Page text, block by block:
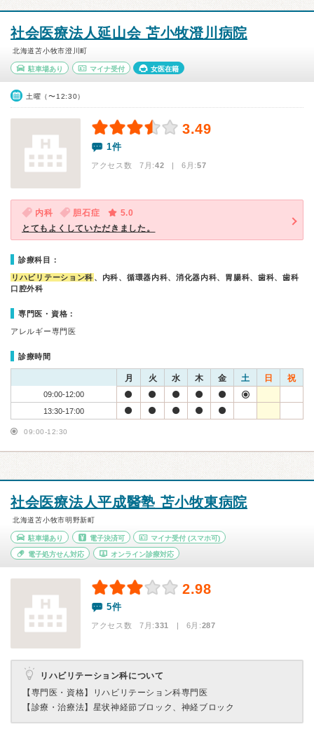
社会医療法人延山会 苫小牧澄川病院
北海道苫小牧市澄川町
駐車場あり マイナ受付 女医在籍
土曜（〜12:30）
3.49
1件
アクセス数 7月:42 | 6月:57
内科 胆石症
5.0
とてもよくしていただきました。
診療科目：
リハビリテーション科 、内科、循環器内科、消化器内科、胃腸科、歯科、歯科
口腔外科
専門医・資格：
アレルギー専門医
診療時間
月 火 水 木 金 土 日 祝
09:00-12:00
13:30-17:00
09:00-12:30
社会医療法人平成醫塾 苫小牧東病院
北海道苫小牧市明野新町
駐車場あり 電子決済可 マイナ受付 (スマホ可)
電子処方せん対応 オンライン診療対応
2.98
5件
アクセス数 7月:331 | 6月:287
リハビリテーション科について
【専門医・資格】
リハビリテーション科専門医
【診療・治療法】 星状神経節ブロック、神経ブロック